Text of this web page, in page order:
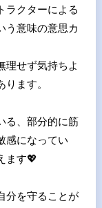
ラクターによる
う意味の意思カ
理せず気持ちよ
ます。
る、部分的に筋
感になってい
ます💖
分を守ることが